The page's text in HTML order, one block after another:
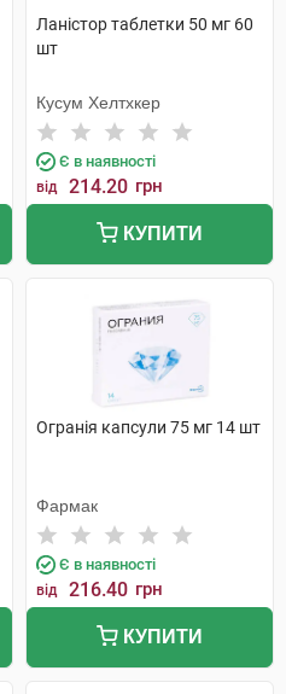
Ланістор таблетки 50 мг 60
шт
Кусум Хелтхкер
Є в наявності
від 214.20 грн
КУПИТИ
Огранія капсули 75 мг 14 шт
Фармак
Є в наявності
від 216.40 грн
КУПИТИ